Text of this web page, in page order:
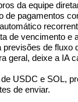
da equipe
de pagamentos
de vencimento e
previsões de fluxo
geral, deixe a IA
USDC e SOL,
de enviar.